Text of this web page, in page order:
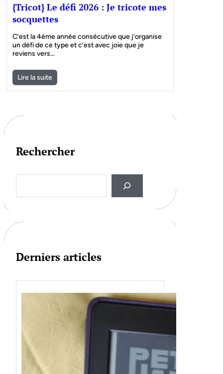
{Tricot} Le défi 2026 : Je tricote mes
socquettes
C’est la 4ème année consécutive que j’organise
un défi de ce type et c’est avec joie que je
reviens vers…
Lire la suite
Rechercher
a
h
Derniers articles